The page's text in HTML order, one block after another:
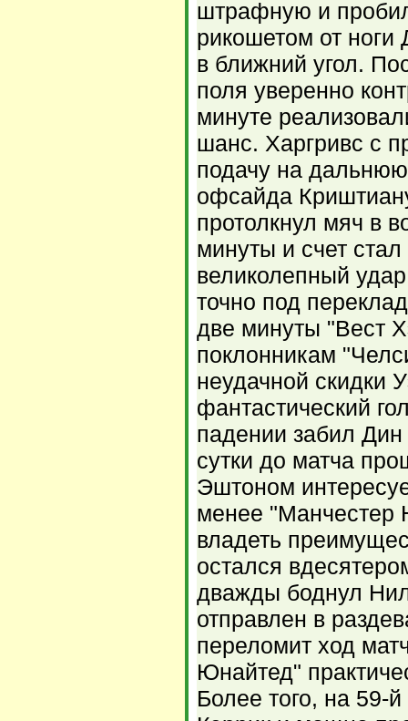
штрафную и
рикошетом от
в ближний угол.
поля уверенно
минуте
шанс. Харгривс с
подачу на
офсайда
протолкнул мяч в
минуты и счет
великолепный
точно под
две минуты "Вест
поклонникам
неудачной скидки
фантастический
падении забил
сутки до матча
Эштоном
менее "Манчестер
владеть
остался
дважды боднул
отправлен в
переломит ход
Юнайтед"
Более того, на 59-